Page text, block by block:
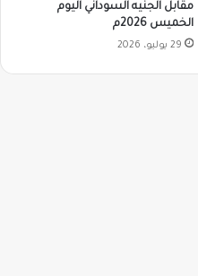
مقابل الجنيه السوداني اليوم
الخميس 2026م
29 يوليو، 2026